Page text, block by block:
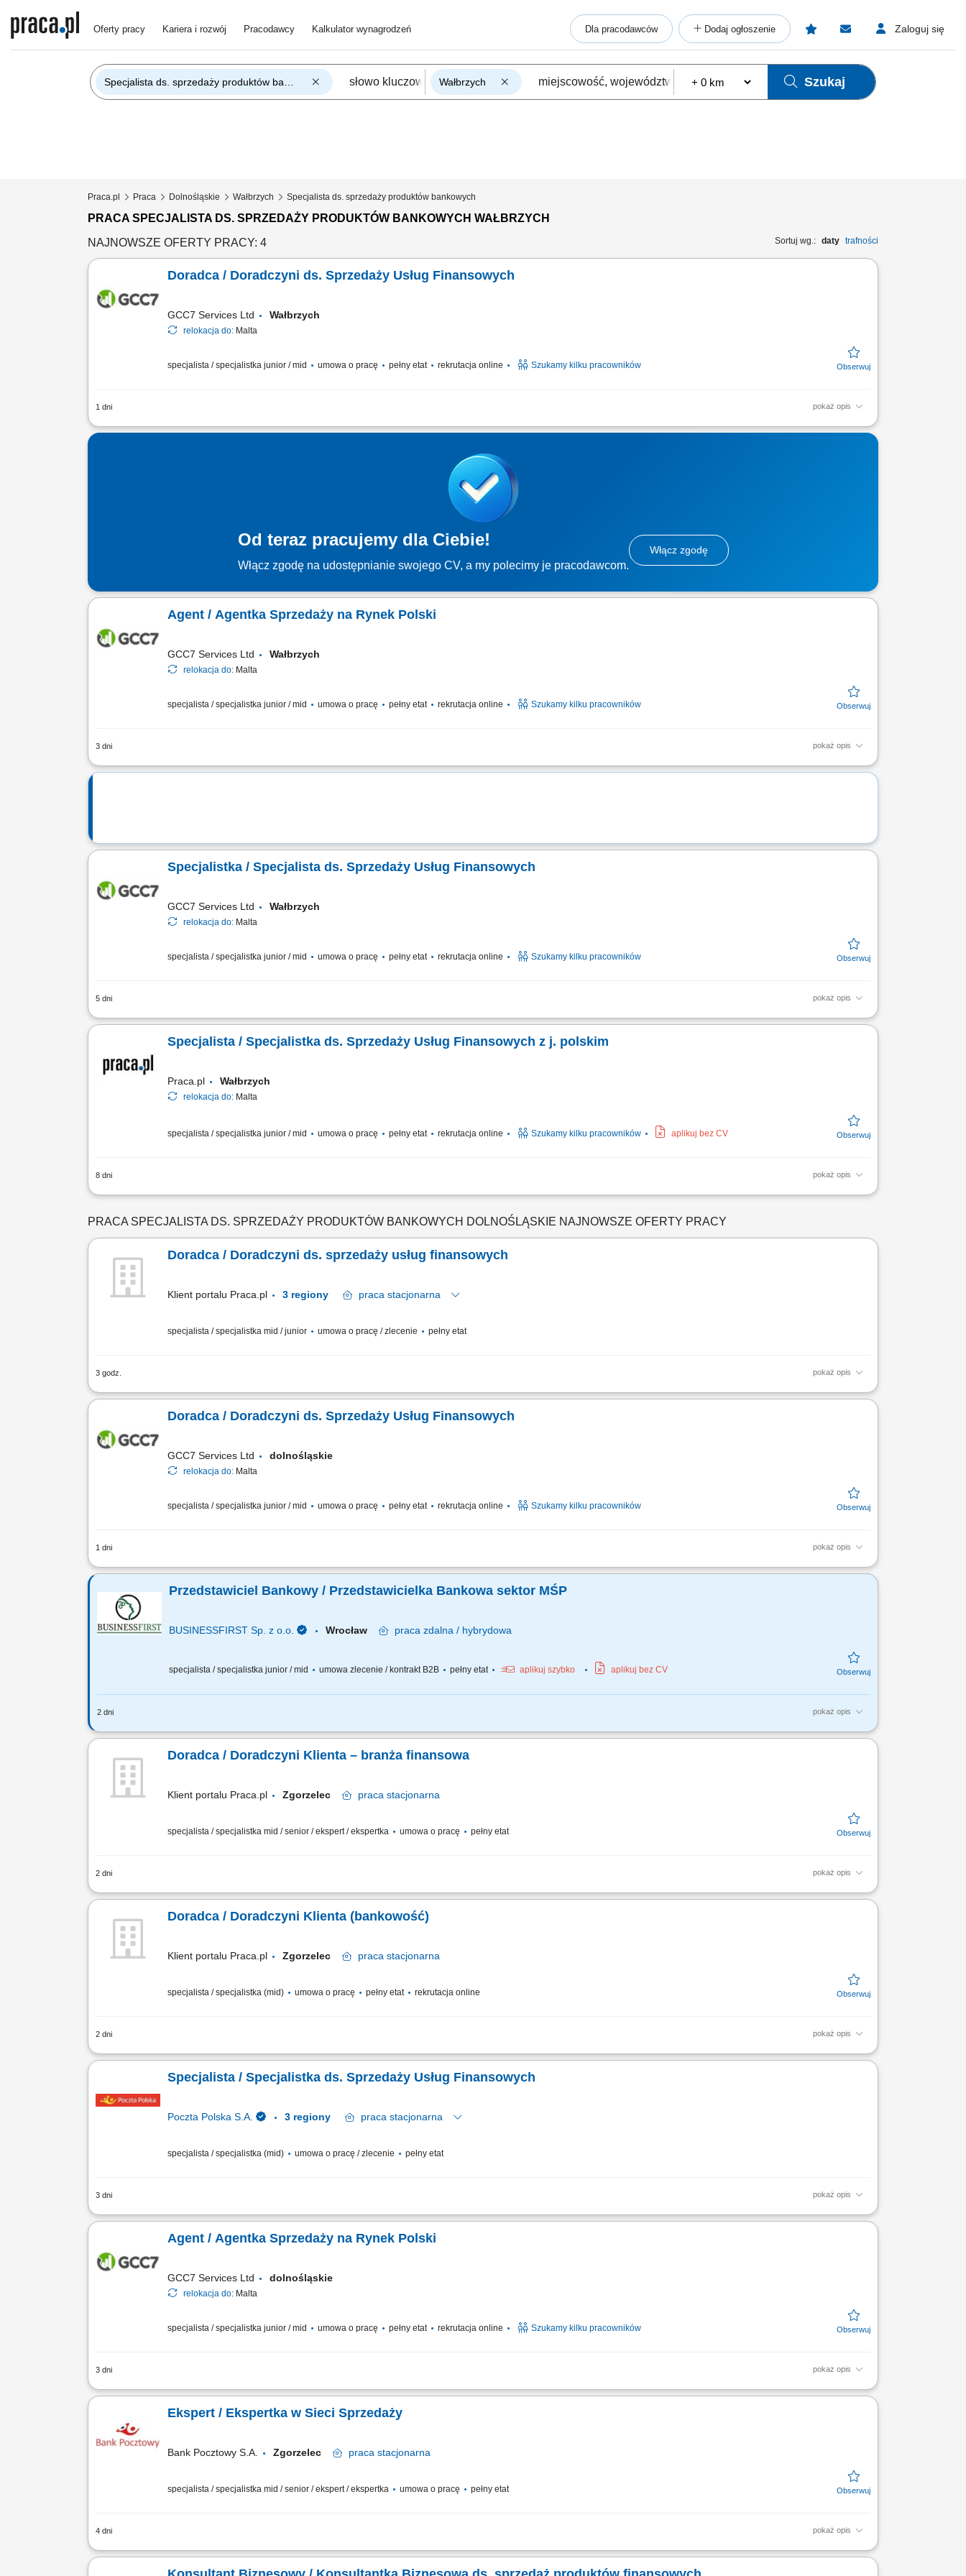
Oferty pracy Kariera i rozwój Pracodawcy Kalkulator wynagrodzeń Dla pracodawców Dodaj ogłoszenie Zaloguj się
Wałbrzych Szukaj
Praca.pl Praca Dolnośląskie Wałbrzych Specjalista ds. sprzedaży produktów bankowych
PRACA SPECJALISTA DS. SPRZEDAŻY PRODUKTÓW BANKOWYCH WAŁBRZYCH
Sortuj wg.: daty trafności
NAJNOWSZE OFERTY PRACY: 4
Doradca / Doradczyni ds. Sprzedaży Usług Finansowych
GCC7 Services Ltd Wałbrzych
relokacja do: Malta
specjalista / specjalistka junior / mid umowa o pracę pełny etat rekrutacja online Szukamy kilku pracowników
1 dni pokaż opis
Zakres obowiązków: Prowadzenie telefonicznych rozmów z klientami zainteresowanymi ofertą. Sprzedaż usług związanych z finansami, w tym szkoleń z zakresu
Od teraz pracujemy dla Ciebie!
Włącz zgodę na udostępnianie swojego CV, a my polecimy je pracodawcom.
Włącz zgodę
Agent / Agentka Sprzedaży na Rynek Polski
GCC7 Services Ltd Wałbrzych
relokacja do: Malta
specjalista / specjalistka junior / mid umowa o pracę pełny etat rekrutacja online Szukamy kilku pracowników
3 dni pokaż opis
ZAKRES OBOWIĄZKÓW: Aktywny kontakt telefoniczny z klientami zainteresowanymi naszymi produktami Sprzedaż usług związanych z finansami, w tym szkoleń z
Specjalistka / Specjalista ds. Sprzedaży Usług Finansowych
GCC7 Services Ltd Wałbrzych
relokacja do: Malta
specjalista / specjalistka junior / mid umowa o pracę pełny etat rekrutacja online Szukamy kilku pracowników
5 dni pokaż opis
Zakres obowiązków: Telefoniczny kontakt z klientami zainteresowanymi produktami firmy. Sprzedaż usług finansowych oraz szkoleń z zakresu edukacji finansowej.
Specjalista / Specjalistka ds. Sprzedaży Usług Finansowych z j. polskim
Praca.pl Wałbrzych
relokacja do: Malta
specjalista / specjalistka junior / mid umowa o pracę pełny etat rekrutacja online Szukamy kilku pracowników aplikuj bez CV
8 dni pokaż opis
Zakres obowiązków: Telefoniczny kontakt z klientami zainteresowanymi ofertą. Sprzedaż usług z obszaru finansów, w tym szkoleń z zakresu edukacji finansowej.
PRACA SPECJALISTA DS. SPRZEDAŻY PRODUKTÓW BANKOWYCH DOLNOŚLĄSKIE NAJNOWSZE OFERTY PRACY
Doradca / Doradczyni ds. sprzedaży usług finansowych
Klient portalu Praca.pl praca stacjonarna
specjalista / specjalistka mid / junior umowa o pracę / zlecenie pełny etat
3 godz. pokaż opis
Pozyskiwanie portfela klientów oraz sprzedaż usług zgodnie z procedurami partnerów. Analiza oczekiwań klienta i dobieranie adekwatnych rozwiązań finansowych (bankowych
Doradca / Doradczyni ds. Sprzedaży Usług Finansowych
GCC7 Services Ltd dolnośląskie
relokacja do: Malta
specjalista / specjalistka junior / mid umowa o pracę pełny etat rekrutacja online Szukamy kilku pracowników
1 dni pokaż opis
Zakres obowiązków: Prowadzenie telefonicznych rozmów z klientami zainteresowanymi ofertą. Sprzedaż usług związanych z finansami, w tym szkoleń z zakresu
Przedstawiciel Bankowy / Przedstawicielka Bankowa sektor MŚP
BUSINESSFIRST Sp. z o.o. Wrocław praca zdalna / hybrydowa
specjalista / specjalistka junior / mid umowa zlecenie / kontrakt B2B pełny etat aplikuj szybko aplikuj bez CV
2 dni pokaż opis
Opis stanowiska Pozyskiwanie klientów biznesowych oraz sprzedaż produktów finansowych B2B, takich jak leasing, kredyty firmowe, rachunki bankowe, faktoring i inne
Doradca / Doradczyni Klienta – branża finansowa
Klient portalu Praca.pl Zgorzelec praca stacjonarna
specjalista / specjalistka mid / senior / ekspert / ekspertka umowa o pracę pełny etat
2 dni pokaż opis
Aktywne pozyskiwanie klientów i budowanie z nimi długofalowych relacji. Diagnozowanie potrzeb klientów i dopasowywanie odpowiednich rozwiązań finansowych.
Doradca / Doradczyni Klienta (bankowość)
Klient portalu Praca.pl Zgorzelec praca stacjonarna
specjalista / specjalistka (mid) umowa o pracę pełny etat rekrutacja online
2 dni pokaż opis
obsługa klientów; utrzymywanie dobrych relacji z klientami; realizacja celów sprzedażowych; dbałość o wysoką jakość obsługi klientów oraz firm;
Specjalista / Specjalistka ds. Sprzedaży Usług Finansowych
Poczta Polska S.A. praca stacjonarna
specjalista / specjalistka (mid) umowa o pracę / zlecenie pełny etat
3 dni pokaż opis
Dołącz do zespołu, który buduje silną pozycję Poczty Polskiej na rynku usług bankowych i ubezpieczeniowych. Szukamy osób, które potrafią łączyć doradztwo finansowe z
Agent / Agentka Sprzedaży na Rynek Polski
GCC7 Services Ltd dolnośląskie
relokacja do: Malta
specjalista / specjalistka junior / mid umowa o pracę pełny etat rekrutacja online Szukamy kilku pracowników
3 dni pokaż opis
ZAKRES OBOWIĄZKÓW: Aktywny kontakt telefoniczny z klientami zainteresowanymi naszymi produktami Sprzedaż usług związanych z finansami, w tym szkoleń z
Ekspert / Ekspertka w Sieci Sprzedaży
Bank Pocztowy S.A. Zgorzelec praca stacjonarna
specjalista / specjalistka mid / senior / ekspert / ekspertka umowa o pracę pełny etat
4 dni pokaż opis
Twój zakres obowiązków Diagnozowanie potrzeb i oczekiwań Klientów; Aktywne pozyskiwanie Klientów i utrzymywanie z nimi pozytywnych relacji; Realizacja celów